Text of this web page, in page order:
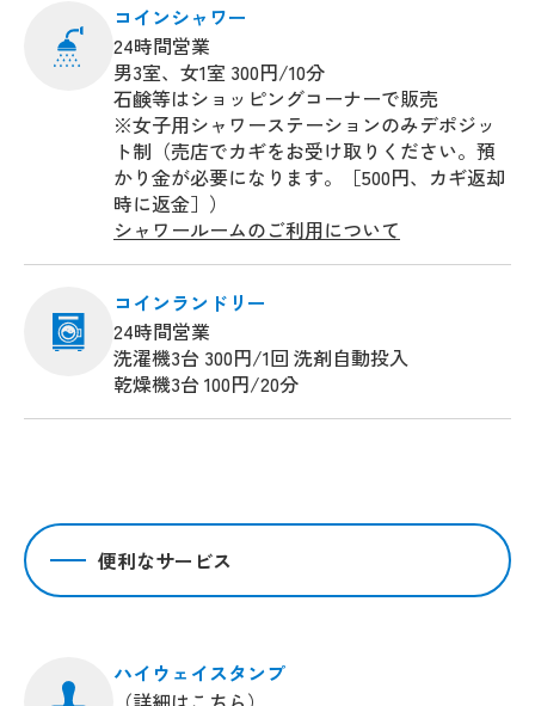
コインシャワー
24時間営業
男3室、女1室 300円/10分
石鹸等はショッピングコーナーで販売
※女子用シャワーステーションのみデポジッ
ト制（売店でカギをお受け取りください。預
かり金が必要になります。［500円、カギ返却
時に返金］）
シャワールームのご利用について
コインランドリー
24時間営業
洗濯機3台 300円/1回 洗剤自動投入
乾燥機3台 100円/20分
便利なサービス
ハイウェイスタンプ